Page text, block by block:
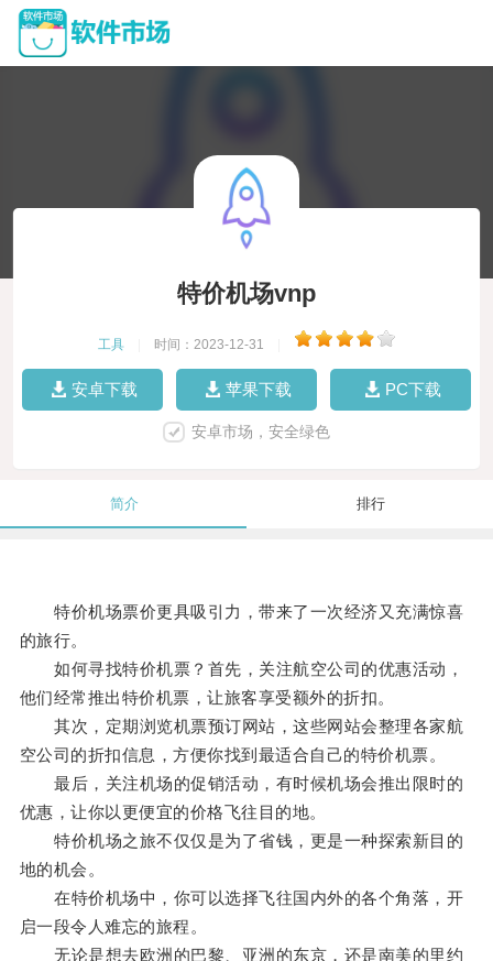
特价机场vnp
工具 时间：2023-12-31
安卓下载 苹果下载 PC下载
安卓市场，安全绿色
简介 排行
特价机场票价更具吸引力，带来了一次经济又充满惊喜
的旅行。
如何寻找特价机票？首先，关注航空公司的优惠活动，
他们经常推出特价机票，让旅客享受额外的折扣。
其次，定期浏览机票预订网站，这些网站会整理各家航
空公司的折扣信息，方便你找到最适合自己的特价机票。
最后，关注机场的促销活动，有时候机场会推出限时的
优惠，让你以更便宜的价格飞往目的地。
特价机场之旅不仅仅是为了省钱，更是一种探索新目的
地的机会。
在特价机场中，你可以选择飞往国内外的各个角落，开
启一段令人难忘的旅程。
无论是想去欧洲的巴黎、亚洲的东京，还是南美的里约